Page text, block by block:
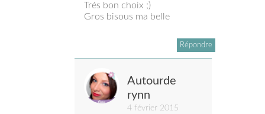
Trés bon choix ;)
Gros bisous ma belle
Répondre
Autourde
rynn
4 février 2015